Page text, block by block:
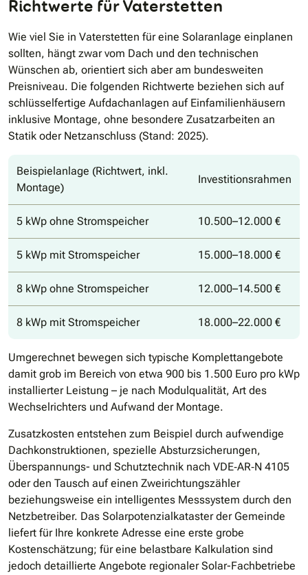
Richtwerte für Vaterstetten
Wie viel Sie in Vaterstetten für eine Solaranlage einplanen
sollten, hängt zwar vom Dach und den technischen
Wünschen ab, orientiert sich aber am bundesweiten
Preisniveau. Die folgenden Richtwerte beziehen sich auf
schlüsselfertige Aufdachanlagen auf Einfamilienhäusern
inklusive Montage, ohne besondere Zusatzarbeiten an
Statik oder Netzanschluss (Stand: 2025).
Beispielanlage (Richtwert, inkl.
Montage)
Investitionsrahmen
5 kWp ohne Stromspeicher 10.500–12.000 €
5 kWp mit Stromspeicher 15.000–18.000 €
8 kWp ohne Stromspeicher 12.000–14.500 €
8 kWp mit Stromspeicher 18.000–22.000 €
Umgerechnet bewegen sich typische Komplettangebote
damit grob im Bereich von etwa 900 bis 1.500 Euro pro kWp
installierter Leistung – je nach Modulqualität, Art des
Wechselrichters und Aufwand der Montage.
Zusatzkosten entstehen zum Beispiel durch aufwendige
Dachkonstruktionen, spezielle Absturzsicherungen,
Überspannungs- und Schutztechnik nach VDE‐AR‐N 4105
oder den Tausch auf einen Zwei­richtungszähler
beziehungsweise ein intelligentes Messsystem durch den
Netzbetreiber. Das Solarpotenzialkataster der Gemeinde
liefert für Ihre konkrete Adresse eine erste grobe
Kostenschätzung; für eine belastbare Kalkulation sind
jedoch detaillierte Angebote regionaler Solar-Fachbetriebe